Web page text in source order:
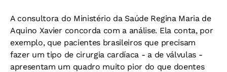
A consultora do Ministério da Saúde Regina Maria de
Aquino Xavier concorda com a análise. Ela conta, por
exemplo, que pacientes brasileiros que precisam
fazer um tipo de cirurgia cardíaca - a de válvulas -
apresentam um quadro muito pior do que doentes